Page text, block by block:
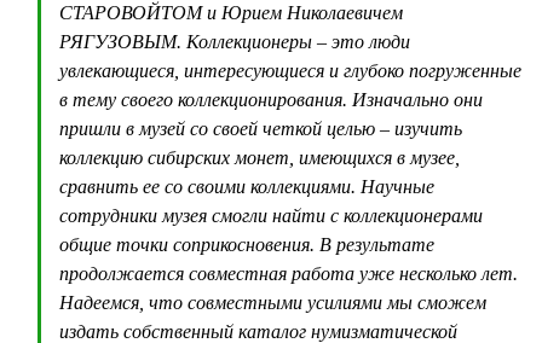
СТАРОВОЙТОМ и Юрием Николаевичем
РЯГУЗОВЫМ. Коллекционеры – это люди
увлекающиеся, интересующиеся и глубоко погруженные
в тему своего коллекционирования. Изначально они
пришли в музей со своей четкой целью – изучить
коллекцию сибирских монет, имеющихся в музее,
сравнить ее со своими коллекциями. Научные
сотрудники музея смогли найти с коллекционерами
общие точки соприкосновения. В результате
продолжается совместная работа уже несколько лет.
Надеемся, что совместными усилиями мы сможем
издать собственный каталог нумизматической